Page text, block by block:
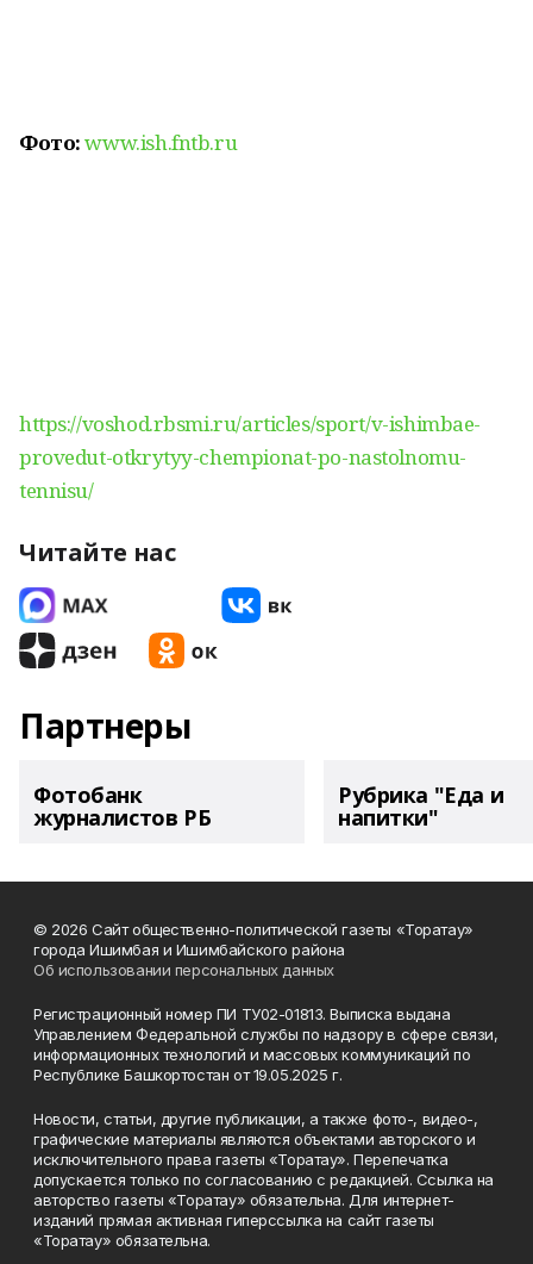
Фото:www.ish.fntb.ru
https://voshod.rbsmi.ru/articles/sport/v-ishimbae-
provedut-otkrytyy-chempionat-po-nastolnomu-
tennisu/
Читайте нас
Партнеры
Фотобанк
журналистов РБ
Рубрика "Еда и
напитки"
© 2026 Сайт общественно-политической газеты «Торатау»
города Ишимбая и Ишимбайского района
Об использовании персональных данных
Регистрационный номер ПИ ТУ02-01813. Выписка выдана
Управлением Федеральной службы по надзору в сфере связи,
информационных технологий и массовых коммуникаций по
Республике Башкортостан от 19.05.2025 г.
Новости, статьи, другие публикации, а также фото-, видео-,
графические материалы являются объектами авторского и
исключительного права газеты «Торатау». Перепечатка
допускается только по согласованию с редакцией. Ссылка на
авторство газеты «Торатау» обязательна. Для интернет-
изданий прямая активная гиперссылка на сайт газеты
«Торатау» обязательна.